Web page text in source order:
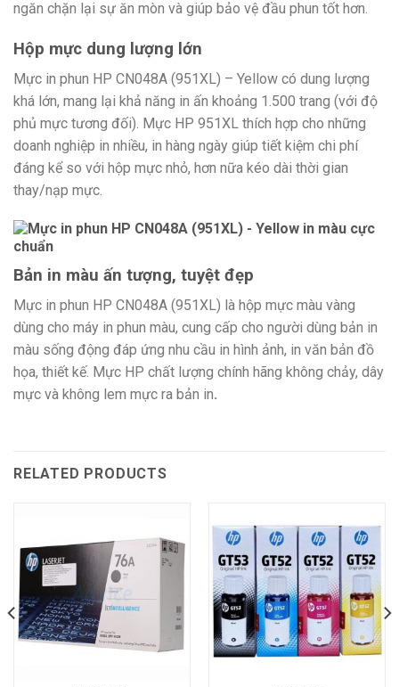
ngăn chặn lại sự ăn mòn và giúp bảo vệ đầu phun tốt hơn.
Hộp mực dung lượng lớn
Mực in phun HP CN048A (951XL) – Yellow có dung lượng
khá lớn, mang lại khả năng in ấn khoảng 1.500 trang (với độ
phủ mực tương đối). Mực HP 951XL thích hợp cho những
doanh nghiệp in nhiều, in hàng ngày giúp tiết kiệm chi phí
đáng kể so với hộp mực nhỏ, hơn nữa kéo dài thời gian
thay/nạp mực.
Bản in màu ấn tượng, tuyệt đẹp
Mực in phun HP CN048A (951XL) là hộp mực màu vàng
dùng cho máy in phun màu, cung cấp cho người dùng bản in
màu sống động đáp ứng nhu cầu in hình ảnh, in văn bản đồ
họa, thiết kế. Mực HP chất lượng chính hãng không chảy, dây
mực và không lem mực ra bản in.
RELATED PRODUCTS